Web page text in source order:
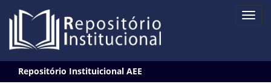
navigation
Repositório Instituicional AEE